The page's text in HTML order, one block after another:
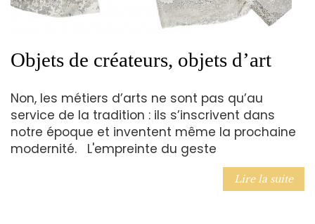
Objets de créateurs, objets d’art
Non, les métiers d’arts ne sont pas qu’au
service de la tradition : ils s’inscrivent dans
notre époque et inventent même la prochaine
modernité. L'empreinte du geste
Lire la suite